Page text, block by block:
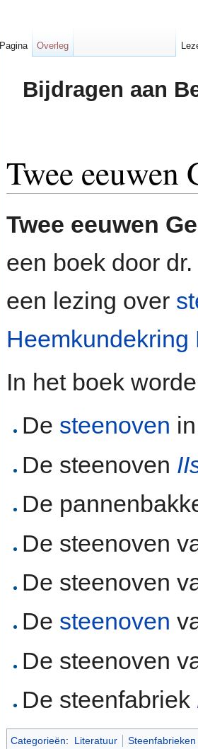
Bijdragen aan
Twee eeuwen
Twee eeuwen
een boek door
een lezing over
Heemkundekring
In het boek
De steenoven
De steenoven
De
De steenoven
De steenoven
De steenoven
De steenoven
De steenfabriek
Categorieën: Literatuur Steenfabrieken
Pagina Overleg